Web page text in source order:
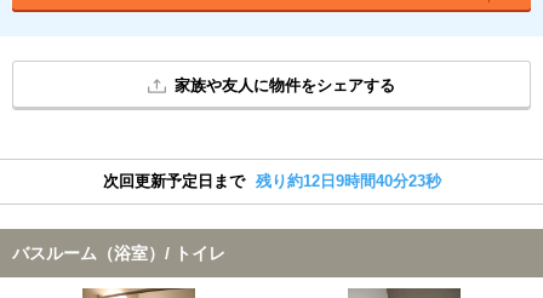
家族や友人に物件をシェアする
次回更新予定日まで 残り約12日9時間40分23秒
バスルーム（浴室）/ トイレ